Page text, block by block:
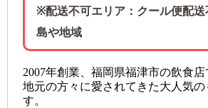
※配送不可エリア：クール便配送
島や地域
2007年創業、福岡県福津市の飲食店
地元の方々に愛されてきた大人気
す。